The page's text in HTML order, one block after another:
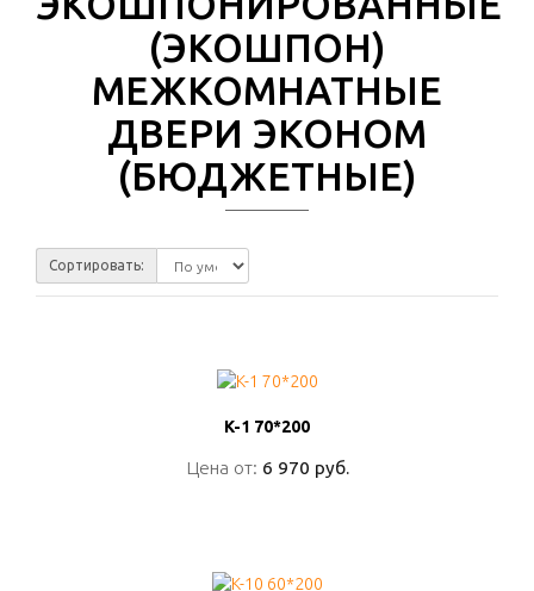
(ЭКОШПОН)
МЕЖКОМНАТНЫЕ
ДВЕРИ ЭКОНОМ
(БЮДЖЕТНЫЕ)
Сортировать:
K-1 70*200
Цена от: 6 970 руб.
K-1 70*200
Цена от: 6 970 руб.